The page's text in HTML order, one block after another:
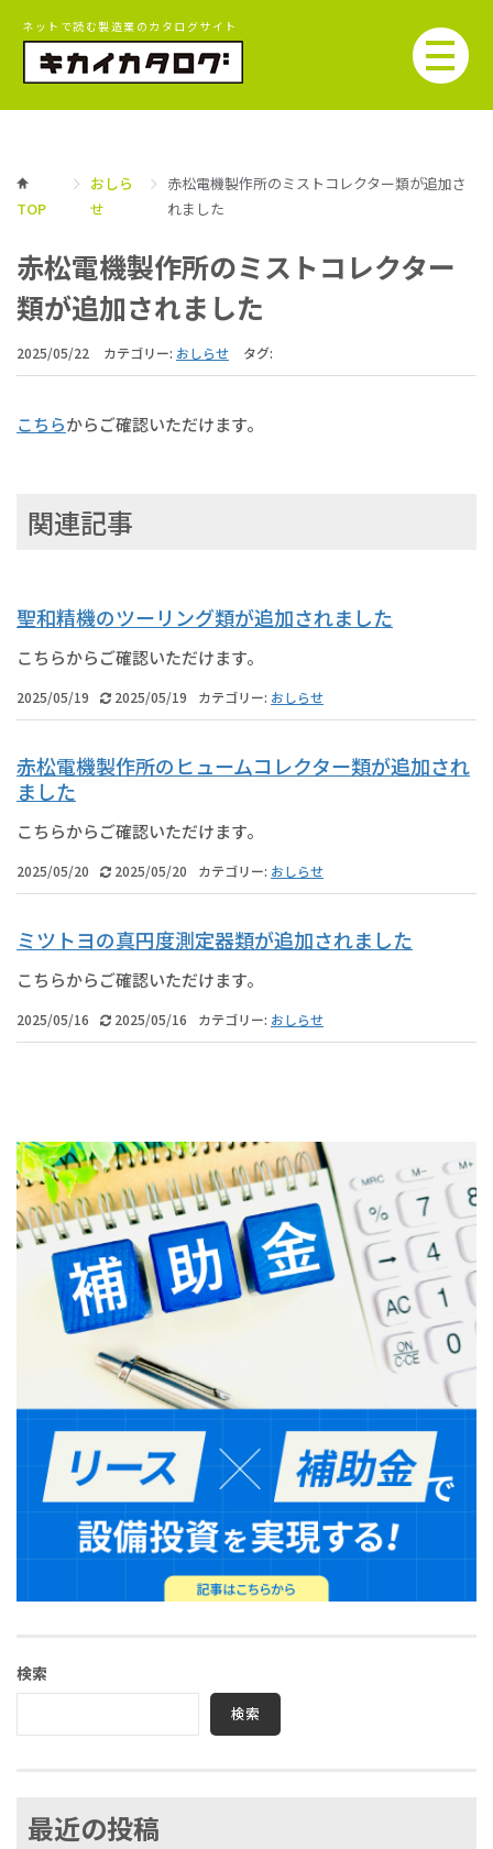
ネットで読む製造業のカタログサイト
TOP
おしら
せ
赤松電機製作所のミストコレクター類が追加さ
れました
赤松電機製作所のミストコレクター
類が追加されました
2025/05/22 カテゴリー: おしらせ タグ:
こちらからご確認いただけます。
関連記事
聖和精機のツーリング類が追加されました
こちらからご確認いただけます。
2025/05/19 2025/05/19 カテゴリー: おしらせ
赤松電機製作所のヒュームコレクター類が追加され
ました
こちらからご確認いただけます。
2025/05/20 2025/05/20 カテゴリー: おしらせ
ミツトヨの真円度測定器類が追加されました
こちらからご確認いただけます。
2025/05/16 2025/05/16 カテゴリー: おしらせ
検索
検索
最近の投稿